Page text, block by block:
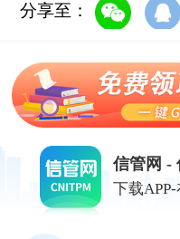
分享至：
信管网 -
下载